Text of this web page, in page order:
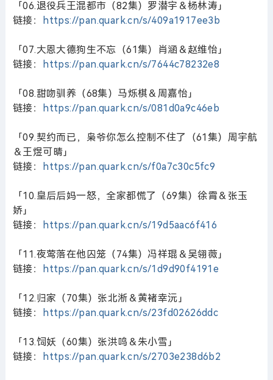
「06.退役兵王混都市（82集）罗潜宇＆杨林涛」
链接：
https://pan.quark.cn/s/409a1917ee3b
「07.大恩大德狗生不忘（61集）肖涵＆赵维怡」
链接：
https://pan.quark.cn/s/7644c78232e8
「08.甜吻驯养（68集）马烁棋＆周嘉怡」
链接：
https://pan.quark.cn/s/081d0a9c46eb
「09.契约而已，枭爷你怎么控制不住了（61集）周宇航
＆王煜可晴」
链接：
https://pan.quark.cn/s/f0a7c30c5fc9
「10.皇后后妈一怒，全家都慌了（69集）徐霄＆张玉
娇」
链接：
https://pan.quark.cn/s/19d5aac6f416
「11.夜莺落在他囚笼（74集）冯祥琨＆吴翎薇」
链接：
https://pan.quark.cn/s/1d9d90f4191e
「12.归家（70集）张北淅＆黄褚幸沅」
链接：
https://pan.quark.cn/s/23fd02626ddc
「13.饲妖（60集）张洪鸣＆朱小雪」
链接：
https://pan.quark.cn/s/2703e238d6b2